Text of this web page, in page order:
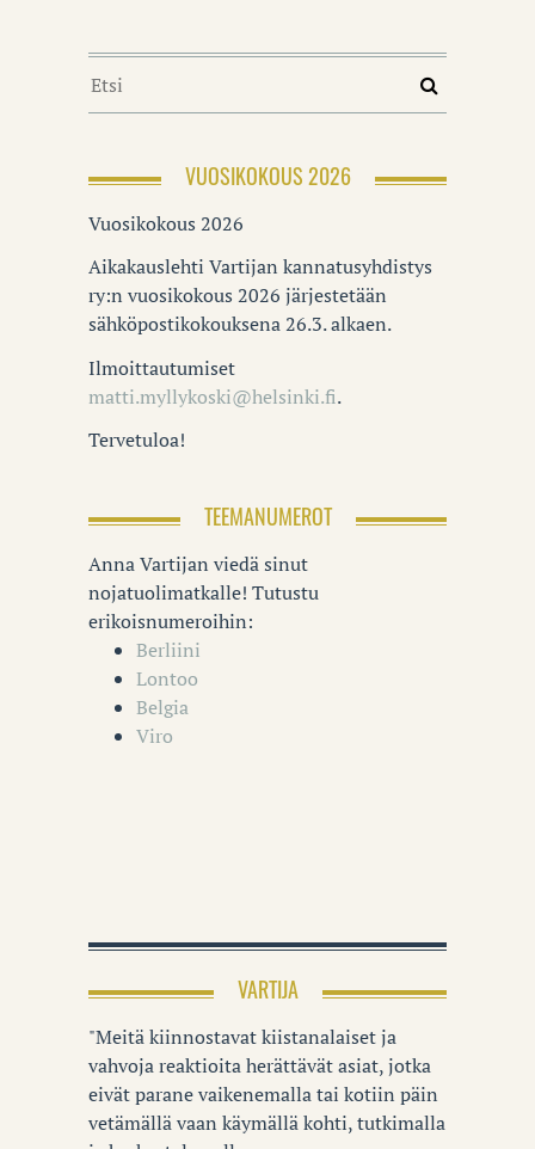
VUOSIKOKOUS 2026
Vuosikokous 2026
Aikakauslehti Vartijan kannatusyhdistys
ry:n vuosikokous 2026 järjestetään
sähköpostikokouksena 26.3. alkaen.
Ilmoittautumiset
matti.myllykoski@helsinki.fi.
Tervetuloa!
TEEMANUMEROT
Anna Vartijan viedä sinut
nojatuolimatkalle! Tutustu
erikoisnumeroihin:
Berliini
Lontoo
Belgia
Viro
VARTIJA
"Meitä kiinnostavat kiistanalaiset ja
vahvoja reaktioita herättävät asiat, jotka
eivät parane vaikenemalla tai kotiin päin
vetämällä vaan käymällä kohti, tutkimalla